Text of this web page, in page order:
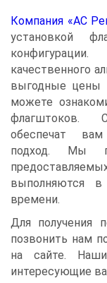
Компания «АС
установкой
качественного
выгодные цены
можете
флагштоков.
обеспечат
подход. Мы
выполняются
времени.
Для получения
позвонить нам
на сайте.
интересующие